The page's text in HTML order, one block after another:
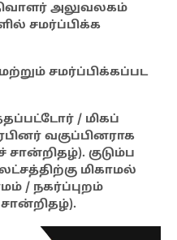
அலுவலகம்
சமர்ப்பிக்க
சமர்ப்பிக்கப்பட
/ மிகப்
வகுப்பினராக
குடும்ப
மிகாமல்
/ நகர்ப்புறம்
சான்றிதழ்).